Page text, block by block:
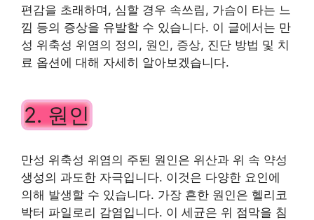
편감을 초래하며, 심할 경우 속쓰림, 가슴이 타는 느
낌 등의 증상을 유발할 수 있습니다. 이 글에서는 만
성 위축성 위염의 정의, 원인, 증상, 진단 방법 및 치
료 옵션에 대해 자세히 알아보겠습니다.
2. 원인
만성 위축성 위염의 주된 원인은 위산과 위 속 약성
생성의 과도한 자극입니다. 이것은 다양한 요인에
의해 발생할 수 있습니다. 가장 흔한 원인은 헬리코
박터 파일로리 감염입니다. 이 세균은 위 점막을 침